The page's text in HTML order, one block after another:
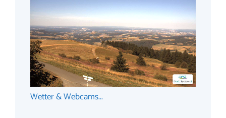
Wetter & Webcams...